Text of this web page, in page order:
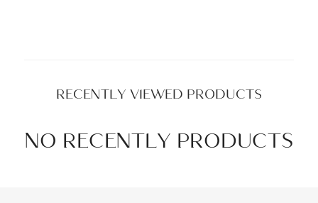
RECENTLY VIEWED PRODUCTS
NO RECENTLY PRODUCTS